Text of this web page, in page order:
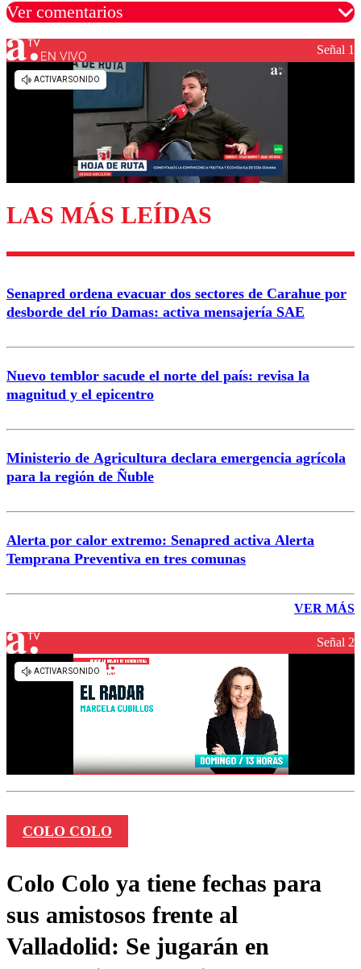
Ver comentarios
Los comentarios son moderados para garantizar un
diálogo respetuoso.
Enviar comentario
EN VIVO Señal 1
LAS MÁS LEÍDAS
Senapred ordena evacuar dos sectores de Carahue por
desborde del río Damas: activa mensajería SAE
Nuevo temblor sacude el norte del país: revisa la
magnitud y el epicentro
Ministerio de Agricultura declara emergencia agrícola
para la región de Ñuble
Alerta por calor extremo: Senapred activa Alerta
Temprana Preventiva en tres comunas
VER MÁS
Señal 2
COLO COLO
Colo Colo ya tiene fechas para
sus amistosos frente al
Valladolid: Se jugarán en